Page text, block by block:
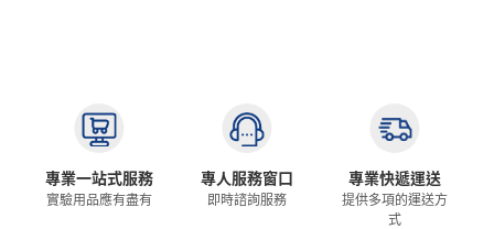
專業一站式服務
實驗用品應有盡有
專人服務窗口
即時諮詢服務
專業快遞運送
提供多項的運送方
式